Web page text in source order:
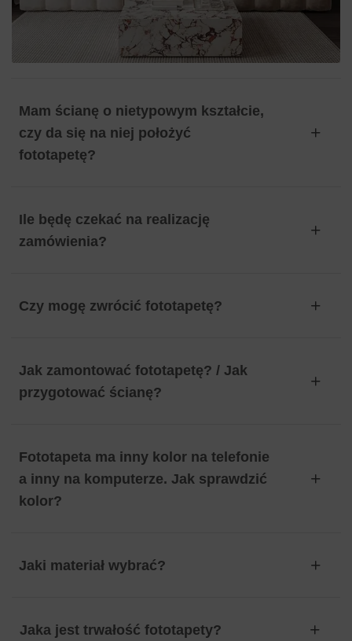
Mam ścianę o nietypowym kształcie,
czy da się na niej położyć
fototapetę?
Ile będę czekać na realizację
zamówienia?
Czy mogę zwrócić fototapetę?
Jak zamontować fototapetę? / Jak
przygotować ścianę?
Fototapeta ma inny kolor na telefonie
a inny na komputerze. Jak sprawdzić
kolor?
Jaki materiał wybrać?
Jaka jest trwałość fototapety?